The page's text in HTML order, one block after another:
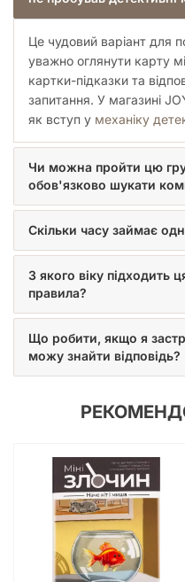
максимально зануритися в
пошуку істини:
Деталізована карта
основою для пошуку
10 карток-підказок,
найзаплутаніші
зайшли в глухий кут.
відкрили відповідь
задоволення від
Чіткі інструкції з
швидкого старту.
Чи вистачить вам
інші? Чи зможете ви за
саме для цього чоловіка
Це чудовий варіант для
уважно оглянути карту
картки-підказки та
запитання. У магазині
як вступ у механіку
Чи можна пройти цю
обов'язково шукати
Скільки часу займає
З якого віку підходить
правила?
Що робити, якщо я
можу знайти відповідь?